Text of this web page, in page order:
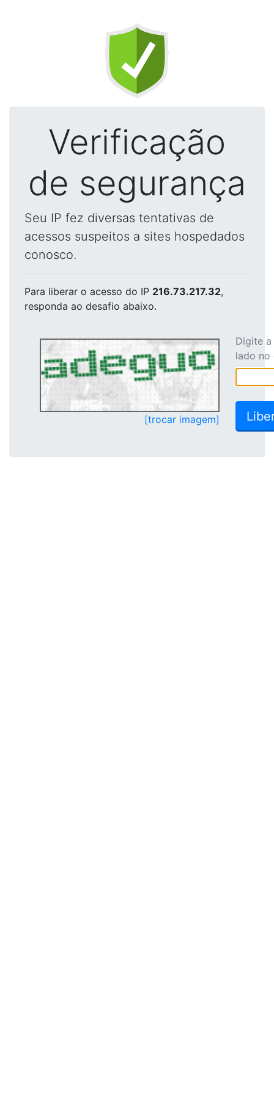
Verificação
de segurança
Seu IP fez diversas tentativas de
acessos suspeitos a sites hospedados
conosco.
Para liberar o acesso do IP 216.73.217.32,
responda ao desafio abaixo.
[trocar imagem]
Digite
lado no